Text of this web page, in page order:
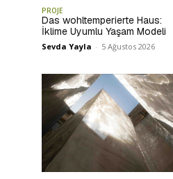
PROJE
Das wohltemperierte Haus:
İklime Uyumlu Yaşam Modeli
Sevda Yayla - 5 Ağustos 2026